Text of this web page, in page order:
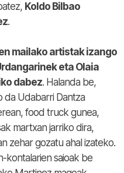
Koldo Bilbao
.
mailako artistak izango
eta Olaia
dabez. Halanda be,
da Udabarri Dantza
food truck gunea,
martxan jarriko dira,
zehar gozatu ahal izateko.
kontalarien saioak be